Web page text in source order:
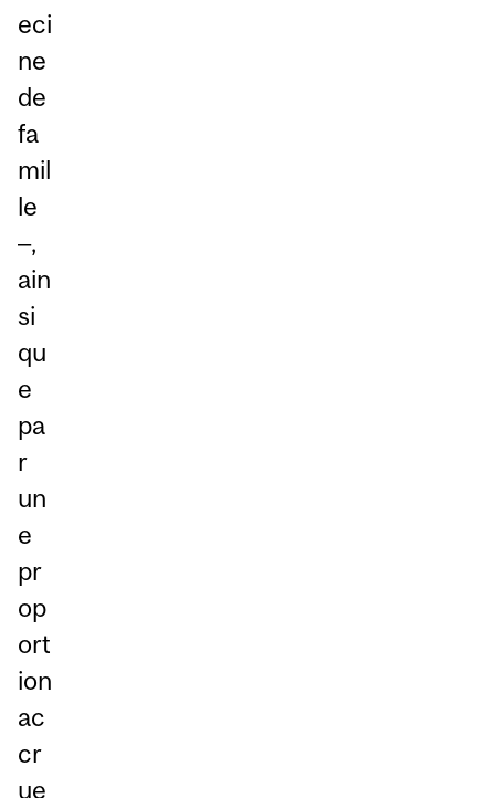
eci
ne
de
fa
mil
le
‒,
ain
si
qu
e
pa
r
un
e
pr
op
ort
ion
ac
cr
ue